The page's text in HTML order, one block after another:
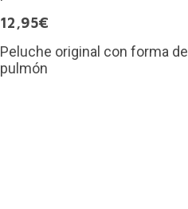
12,95€
Peluche original con forma de
pulmón